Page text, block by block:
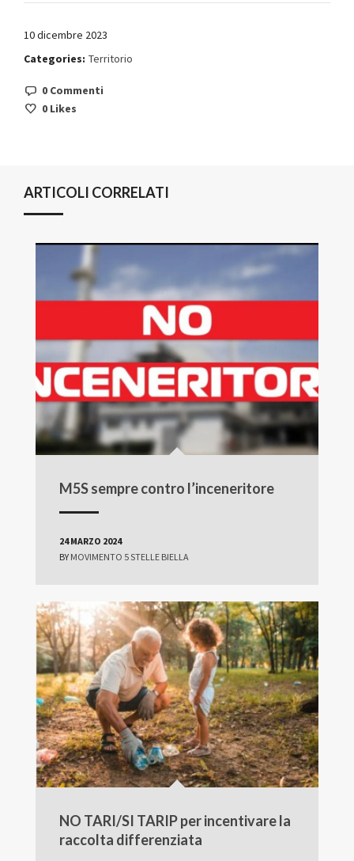
10 dicembre 2023
Categories: Territorio
0 Commenti
0 Likes
ARTICOLI CORRELATI
M5S sempre contro l’inceneritore
24 MARZO 2024
BY MOVIMENTO 5 STELLE BIELLA
NO TARI/SI TARIP per incentivare la
raccolta differenziata